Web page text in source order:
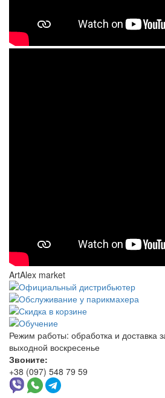
ArtAlex market
Режим работы: обработка и доставка
выходной воскресенье
Звоните:
+38 (097) 548 79 59